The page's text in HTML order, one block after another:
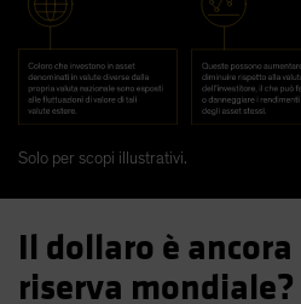
Solo per scopi illustrativi.
Il dollaro è
riserva mondiale?